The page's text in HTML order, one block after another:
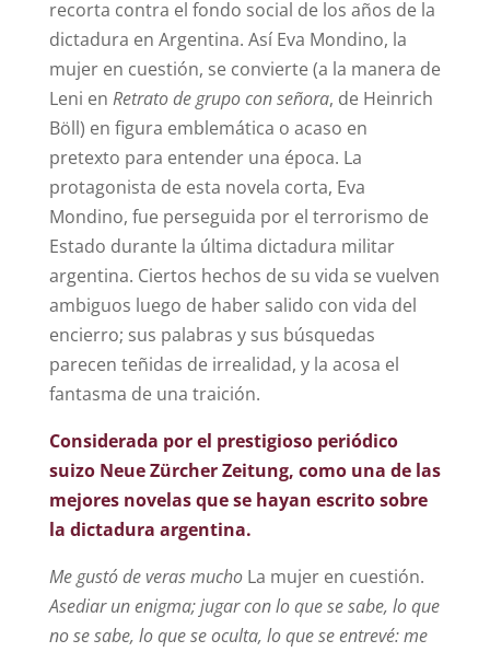
recorta contra el fondo social de los años de la
dictadura en Argentina. Así Eva Mondino, la
mujer en cuestión, se convierte (a la manera de
Leni en Retrato de grupo con señora, de Heinrich
Böll) en figura emblemática o acaso en
pretexto para entender una época. La
protagonista de esta novela corta, Eva
Mondino, fue perseguida por el terrorismo de
Estado durante la última dictadura militar
argentina. Ciertos hechos de su vida se vuelven
ambiguos luego de haber salido con vida del
encierro; sus palabras y sus búsquedas
parecen teñidas de irrealidad, y la acosa el
fantasma de una traición.
Considerada por el prestigioso periódico
suizo Neue Zürcher Zeitung, como una de las
mejores novelas que se hayan escrito sobre
la dictadura argentina.
Me gustó de veras mucho La mujer en cuestión.
Asediar un enigma; jugar con lo que se sabe, lo que
no se sabe, lo que se oculta, lo que se entrevé: me